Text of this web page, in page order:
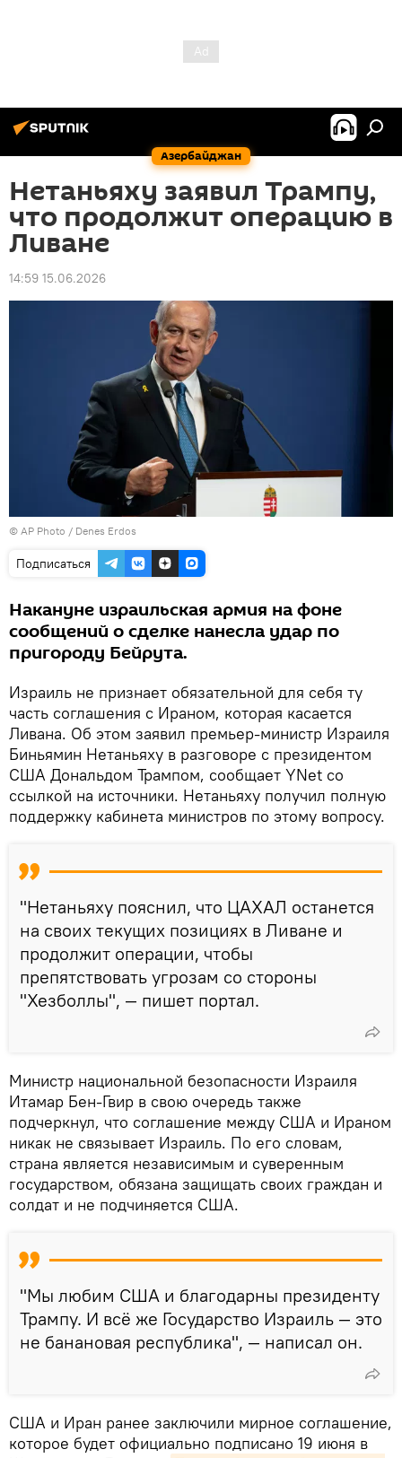
Азербайджан
Нетаньяху заявил Трампу,
что продолжит операцию в
Ливане
14:59 15.06.2026
© AP Photo / Denes Erdos
Подписаться
Накануне израильская армия на фоне
сообщений о сделке нанесла удар по
пригороду Бейрута.
Израиль не признает обязательной для себя ту
часть соглашения с Ираном, которая касается
Ливана. Об этом заявил премьер-министр Израиля
Биньямин Нетаньяху в разговоре с президентом
США Дональдом Трампом, сообщает YNet со
ссылкой на источники. Нетаньяху получил полную
поддержку кабинета министров по этому вопросу.
"Нетаньяху пояснил, что ЦАХАЛ останется
на своих текущих позициях в Ливане и
продолжит операции, чтобы
препятствовать угрозам со стороны
"Хезболлы", — пишет портал.
Министр национальной безопасности Израиля
Итамар Бен‑Гвир в свою очередь также
подчеркнул, что соглашение между США и Ираном
никак не связывает Израиль. По его словам,
страна является независимым и суверенным
государством, обязана защищать своих граждан и
солдат и не подчиняется США.
"Мы любим США и благодарны президенту
Трампу. И всё же Государство Израиль — это
не банановая республика", — написал он.
США и Иран ранее заключили мирное соглашение,
которое будет официально подписано 19 июня в